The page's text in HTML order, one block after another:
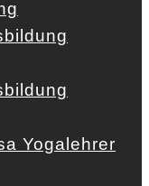
Yogalehrer